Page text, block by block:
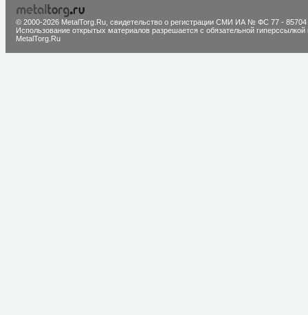
© 2000-2026 MetalTorg.Ru, cвидетельство о регистрации СМИ ИА № ФС 77 - 85704
Использование открытых материалов разрешается с обязательной гиперссылкой
MetalTorg.Ru